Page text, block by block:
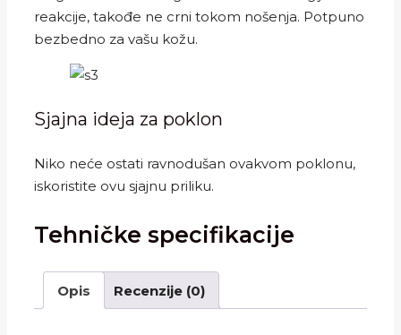
reakcije, takođe ne crni tokom nošenja. Potpuno
bezbedno za vašu kožu.
Sjajna ideja za poklon
Niko neće ostati ravnodušan ovakvom poklonu,
iskoristite ovu sjajnu priliku.
Tehničke specifikacije
Opis Recenzije (0)